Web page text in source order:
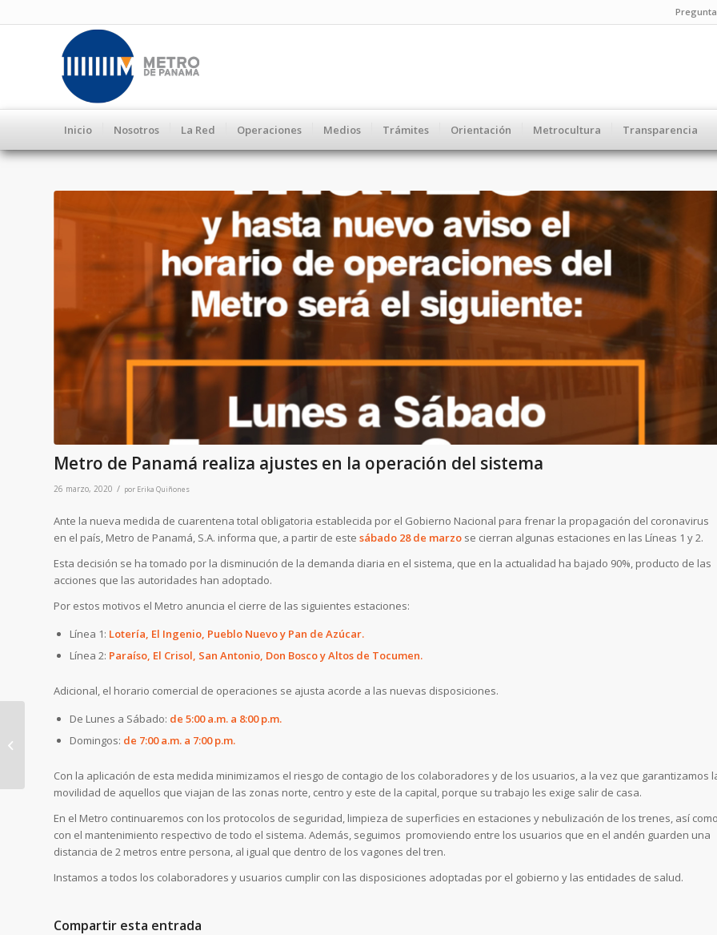
Inicio Nosotros La Red Operaciones Medios Trámites Orientación Metrocultura Transparencia
Metro de Panamá realiza ajustes en la operación del sistema
26 marzo, 2020 / por Erika Quiñones
Ante la nueva medida de cuarentena total obligatoria establecida por el Gobierno Nacional para frenar la propagación del coronavirus
en el país, Metro de Panamá, S.A. informa que, a partir de este sábado 28 de marzo se cierran algunas estaciones en las Líneas 1 y 2.
Esta decisión se ha tomado por la disminución de la demanda diaria en el sistema, que en la actualidad ha bajado 90%, producto de las
acciones que las autoridades han adoptado.
Por estos motivos el Metro anuncia el cierre de las siguientes estaciones:
Línea 1: Lotería, El Ingenio, Pueblo Nuevo y Pan de Azúcar.
Línea 2: Paraíso, El Crisol, San Antonio, Don Bosco y Altos de Tocumen.
Adicional, el horario comercial de operaciones se ajusta acorde a las nuevas disposiciones.
De Lunes a Sábado: de 5:00 a.m. a 8:00 p.m.
Domingos: de 7:00 a.m. a 7:00 p.m.
Con la aplicación de esta medida minimizamos el riesgo de contagio de los colaboradores y de los usuarios, a la vez que garantizamos
movilidad de aquellos que viajan de las zonas norte, centro y este de la capital, porque su trabajo les exige salir de casa.
En el Metro continuaremos con los protocolos de seguridad, limpieza de superficies en estaciones y nebulización de los trenes, así
con el mantenimiento respectivo de todo el sistema. Además, seguimos promoviendo entre los usuarios que en el andén guarden una
distancia de 2 metros entre persona, al igual que dentro de los vagones del tren.
Instamos a todos los colaboradores y usuarios cumplir con las disposiciones adoptadas por el gobierno y las entidades de salud.
Compartir esta entrada
Metro de Panamá
medidas para prevenir
riesgos de contagi...